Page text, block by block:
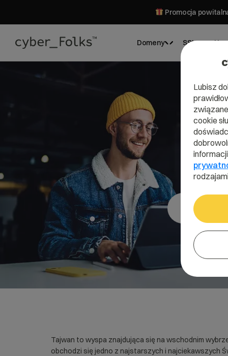
Promocja
Domeny SSL
Tajwan to wyspa znajdująca się na wschodnim
obchodzi się jedno z najstarszych i najciekawszych
Lubisz
cookie